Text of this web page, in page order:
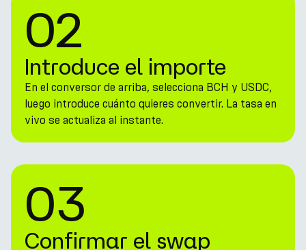
02
Introduce el importe
En el conversor de arriba, selecciona BCH y USDC,
luego introduce cuánto quieres convertir. La tasa en
vivo se actualiza al instante.
03
Confirmar el swap